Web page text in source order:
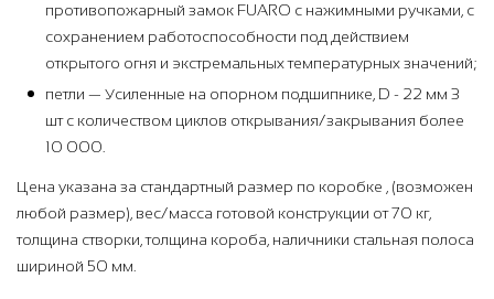
противопожарный замок FUARO с нажимными ручками, с
сохранением работоспособности под действием
открытого огня и экстремальных температурных значений;
петли — Усиленные на опорном подшипнике, D - 22 мм 3
шт с количеством циклов открывания/закрывания более
10 000.
Цена указана за стандартный размер по коробке , (возможен
любой размер), вес/масса готовой конструкции от 70 кг,
толщина створки, толщина короба, наличники стальная полоса
шириной 50 мм.